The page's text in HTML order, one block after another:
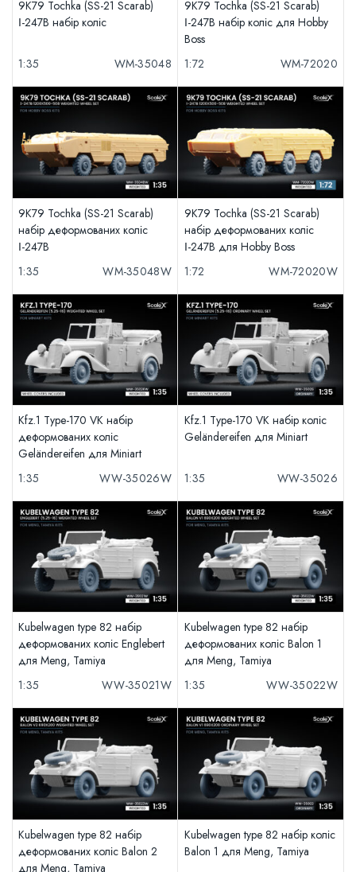
9K79 Tochka (SS-21 Scarab)
І-247B набір коліс
1:35 WM-35048
9K79 Tochka (SS-21 Scarab)
І-247B набір коліс для Hobby
Boss
1:72
WM-72020
9K79 Tochka (SS-21 Scarab)
набір деформованих коліс
І-247B
1:35
WM-35048W
9K79 Tochka (SS-21 Scarab)
набір деформованих коліс
І-247B для Hobby Boss
1:72
WM-72020W
Kfz.1 Type-170 VK набір
деформованих коліс
Geländereifen для Miniart
1:35
WW-35026W
Kfz.1 Type-170 VK набір коліс
Geländereifen для Miniart
1:35 WW-35026
Kubelwagen type 82 набір
деформованих коліс Englebert
для Meng, Tamiya
1:35
WW-35021W
Kubelwagen type 82 набір
деформованих коліс Balon 1
для Meng, Tamiya
1:35
WW-35022W
Kubelwagen type 82 набір
деформованих коліс Balon 2
для Meng, Tamiya
Kubelwagen type 82 набір коліс
Balon 1 для Meng, Tamiya